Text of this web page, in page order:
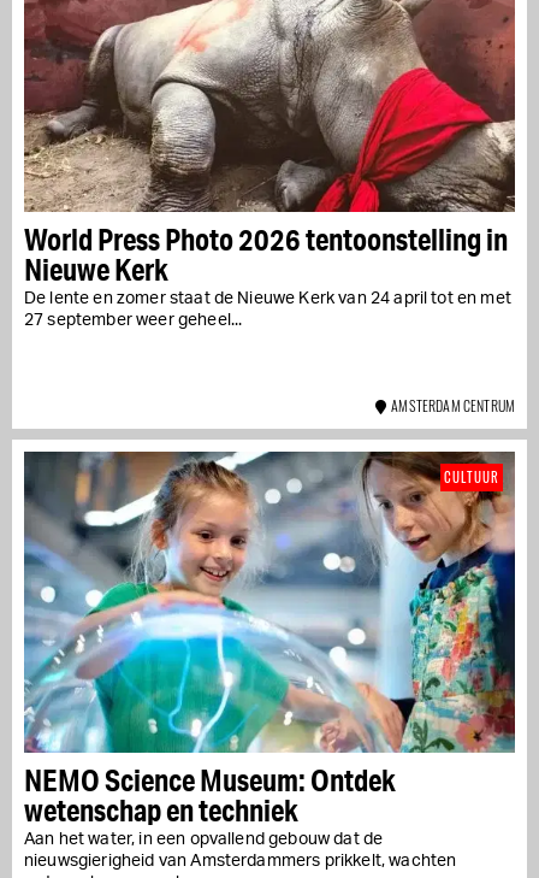
World Press Photo 2026 tentoonstelling in
Nieuwe Kerk
De lente en zomer staat de Nieuwe Kerk van 24 april tot en met
27 september weer geheel...
AMSTERDAM CENTRUM
NEMO Science Museum: Ontdek
wetenschap en techniek
Aan het water, in een opvallend gebouw dat de
nieuwsgierigheid van Amsterdammers prikkelt, wachten
CULTUUR